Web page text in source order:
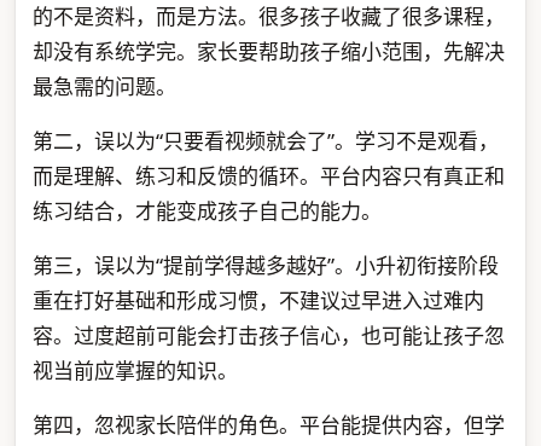
的不是资料，而是方法。很多孩子收藏了很多课程，
却没有系统学完。家长要帮助孩子缩小范围，先解决
最急需的问题。
第二，误以为“只要看视频就会了”。学习不是观看，
而是理解、练习和反馈的循环。平台内容只有真正和
练习结合，才能变成孩子自己的能力。
第三，误以为“提前学得越多越好”。小升初衔接阶段
重在打好基础和形成习惯，不建议过早进入过难内
容。过度超前可能会打击孩子信心，也可能让孩子忽
视当前应掌握的知识。
第四，忽视家长陪伴的角色。平台能提供内容，但学